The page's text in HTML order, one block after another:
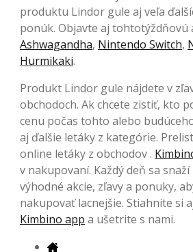
produktu Lindor gule aj veľa
ponúk. Objavte aj tohtotýždňovú
Ashwagandha, Nintendo Switch,
Hurmikaki.
Produkt Lindor gule nájdete v
obchodoch. Ak chcete zistiť, kto
cenu počas tohto alebo
aj ďalšie letáky z kategórie.
online letáky z obchodov .
v nakupovaní. Každý deň sa
výhodné akcie, zľavy a ponuky,
nakupovať lacnejšie. Stiahnite si
Kimbino app a ušetrite s nami.